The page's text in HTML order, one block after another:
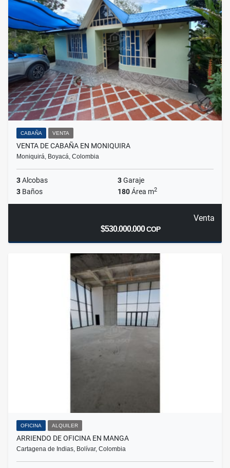
CABAÑA VENTA
VENTA DE CABAÑA EN MONIQUIRA
Moniquirá, Boyacá, Colombia
3Alcobas 3Garaje
3 Baños 180Área m2
Venta
$530.000.000COP
OFICINA ALQUILER
ARRIENDO DE OFICINA EN MANGA
Cartagena de Indias, Bolívar, Colombia